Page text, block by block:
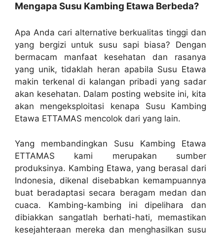
Mengapa Susu Kambing Etawa Berbeda?
Apa Anda cari alternative berkualitas tinggi dan
yang bergizi untuk susu sapi biasa? Dengan
bermacam manfaat kesehatan dan rasanya
yang unik, tidaklah heran apabila Susu Etawa
makin terkenal di kalangan pribadi yang sadar
akan kesehatan. Dalam posting website ini, kita
akan mengeksploitasi kenapa Susu Kambing
Etawa ETTAMAS mencolok dari yang lain.
Yang membandingkan Susu Kambing Etawa
ETTAMAS kami merupakan sumber
produksinya. Kambing Etawa, yang berasal dari
Indonesia, dikenal disebabkan kemampuannya
buat beradaptasi secara beragam medan dan
cuaca. Kambing-kambing ini dipelihara dan
dibiakkan sangatlah berhati-hati, memastikan
kesejahteraan mereka dan menghasilkan susu